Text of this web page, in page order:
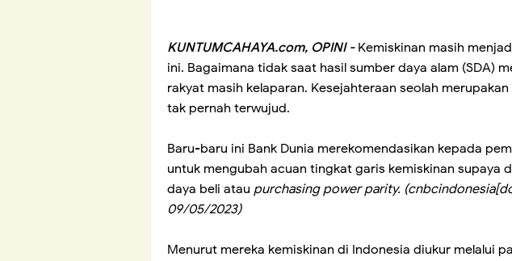
KUNTUMCAHAYA.com, OPINI -Kemiskinan masih
ini. Bagaimana tidak saat hasil sumber daya alam (SDA)
rakyat masih kelaparan. Kesejahteraan seolah
tak pernah terwujud.
Baru-baru ini Bank Dunia merekomendasikan kepada
untuk mengubah acuan tingkat garis kemiskinan supaya
daya beli atau purchasing power parity.
09/05/2023)
Menurut mereka kemiskinan di Indonesia diukur melalui